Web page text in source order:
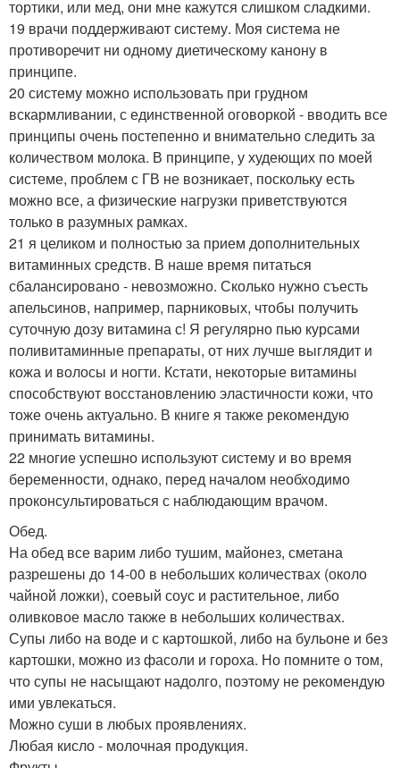
тортики, или мед, они мне кажутся слишком сладкими.
19 врачи поддерживают систему. Моя система не
противоречит ни одному диетическому канону в
принципе.
20 систему можно использовать при грудном
вскармливании, с единственной оговоркой - вводить все
принципы очень постепенно и внимательно следить за
количеством молока. В принципе, у худеющих по моей
системе, проблем с ГВ не возникает, поскольку есть
можно все, а физические нагрузки приветствуются
только в разумных рамках.
21 я целиком и полностью за прием дополнительных
витаминных средств. В наше время питаться
сбалансировано - невозможно. Сколько нужно съесть
апельсинов, например, парниковых, чтобы получить
суточную дозу витамина с! Я регулярно пью курсами
поливитаминные препараты, от них лучше выглядит и
кожа и волосы и ногти. Кстати, некоторые витамины
способствуют восстановлению эластичности кожи, что
тоже очень актуально. В книге я также рекомендую
принимать витамины.
22 многие успешно используют систему и во время
беременности, однако, перед началом необходимо
проконсультироваться с наблюдающим врачом.
Обед.
На обед все варим либо тушим, майонез, сметана
разрешены до 14-00 в небольших количествах (около
чайной ложки), соевый соус и растительное, либо
оливковое масло также в небольших количествах.
Супы либо на воде и с картошкой, либо на бульоне и без
картошки, можно из фасоли и гороха. Но помните о том,
что супы не насыщают надолго, поэтому не рекомендую
ими увлекаться.
Можно суши в любых проявлениях.
Любая кисло - молочная продукция.